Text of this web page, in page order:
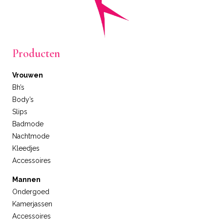
Producten
Vrouwen
Bh’s
Body’s
Slips
Badmode
Nachtmode
Kleedjes
Accessoires
Mannen
Ondergoed
Kamerjassen
Accessoires